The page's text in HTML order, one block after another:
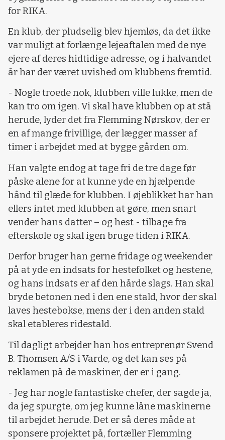
for RIKA.
En klub, der pludselig blev hjemløs, da det ikke
var muligt at forlænge lejeaftalen med de nye
ejere af deres hidtidige adresse, og i halvandet
år har der været uvished om klubbens fremtid.
- Nogle troede nok, klubben ville lukke, men de
kan tro om igen. Vi skal have klubben op at stå
herude, lyder det fra Flemming Nørskov, der er
en af mange frivillige, der lægger masser af
timer i arbejdet med at bygge gården om.
Han valgte endog at tage fri de tre dage før
påske alene for at kunne yde en hjælpende
hånd til glæde for klubben. I øjeblikket har han
ellers intet med klubben at gøre, men snart
vender hans datter – og hest - tilbage fra
efterskole og skal igen bruge tiden i RIKA.
Derfor bruger han gerne fridage og weekender
på at yde en indsats for hestefolket og hestene,
og hans indsats er af den hårde slags. Han skal
bryde betonen ned i den ene stald, hvor der skal
laves hestebokse, mens der i den anden stald
skal etableres ridestald.
Til dagligt arbejder han hos entreprenør Svend
B. Thomsen A/S i Varde, og det kan ses på
reklamen på de maskiner, der er i gang.
- Jeg har nogle fantastiske chefer, der sagde ja,
da jeg spurgte, om jeg kunne låne maskinerne
til arbejdet herude. Det er så deres måde at
sponsere projektet på, fortæller Flemming